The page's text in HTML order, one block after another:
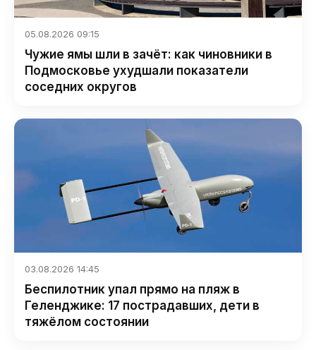
05.08.2026 09:15
Чужие ямы шли в зачёт: как чиновники в
Подмосковье ухудшали показатели
соседних округов
03.08.2026 14:45
Беспилотник упал прямо на пляж в
Геленджике: 17 пострадавших, дети в
тяжёлом состоянии